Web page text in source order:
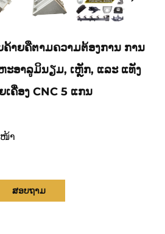
າຍຄືຕາມຄວາມຕ້ອງການ ການ
ະອາລູມິນຽມ, ເຫຼັກ, ແລະ ແທັງ
ເຄື່ອງ CNC 5 ແກນ
າ
ສອບຖາມ